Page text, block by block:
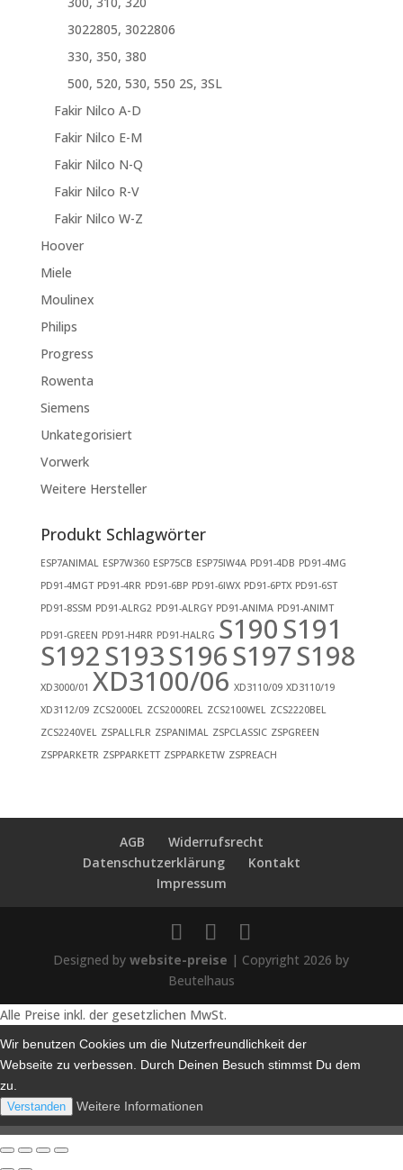
3022805, 3022806
330, 350, 380
500, 520, 530, 550 2S, 3SL
Fakir Nilco A-D
Fakir Nilco E-M
Fakir Nilco N-Q
Fakir Nilco R-V
Fakir Nilco W-Z
Hoover
Miele
Moulinex
Philips
Progress
Rowenta
Siemens
Unkategorisiert
Vorwerk
Weitere Hersteller
Produkt Schlagwörter
ESP7ANIMAL ESP7W360 ESP75CB ESP75IW4A PD91-4DB PD91-4MG
PD91-4MGT PD91-4RR PD91-6BP PD91-6IWX PD91-6PTX PD91-6ST
PD91-8SSM PD91-ALRG2 PD91-ALRGY PD91-ANIMA PD91-ANIMT
PD91-GREEN PD91-H4RR PD91-HALRG S190S191
S192S193S196S197S198
XD3000/01 XD3100/06 XD3110/09 XD3110/19
XD3112/09 ZCS2000EL ZCS2000REL ZCS2100WEL ZCS2220BEL
ZCS2240VEL ZSPALLFLR ZSPANIMAL ZSPCLASSIC ZSPGREEN
ZSPPARKETR ZSPPARKETT ZSPPARKETW ZSPREACH
AGB
Widerrufsrecht
Datenschutzerklärung
Kontakt
Impressum
Designed bywebsite-preise | Copyright 2026 by
Beutelhaus
Alle Preise inkl. der gesetzlichen MwSt.
Wir benutzen Cookies um die Nutzerfreundlichkeit der
Webseite zu verbessen. Durch Deinen Besuch stimmst Du dem
zu.
Verstanden Weitere Informationen